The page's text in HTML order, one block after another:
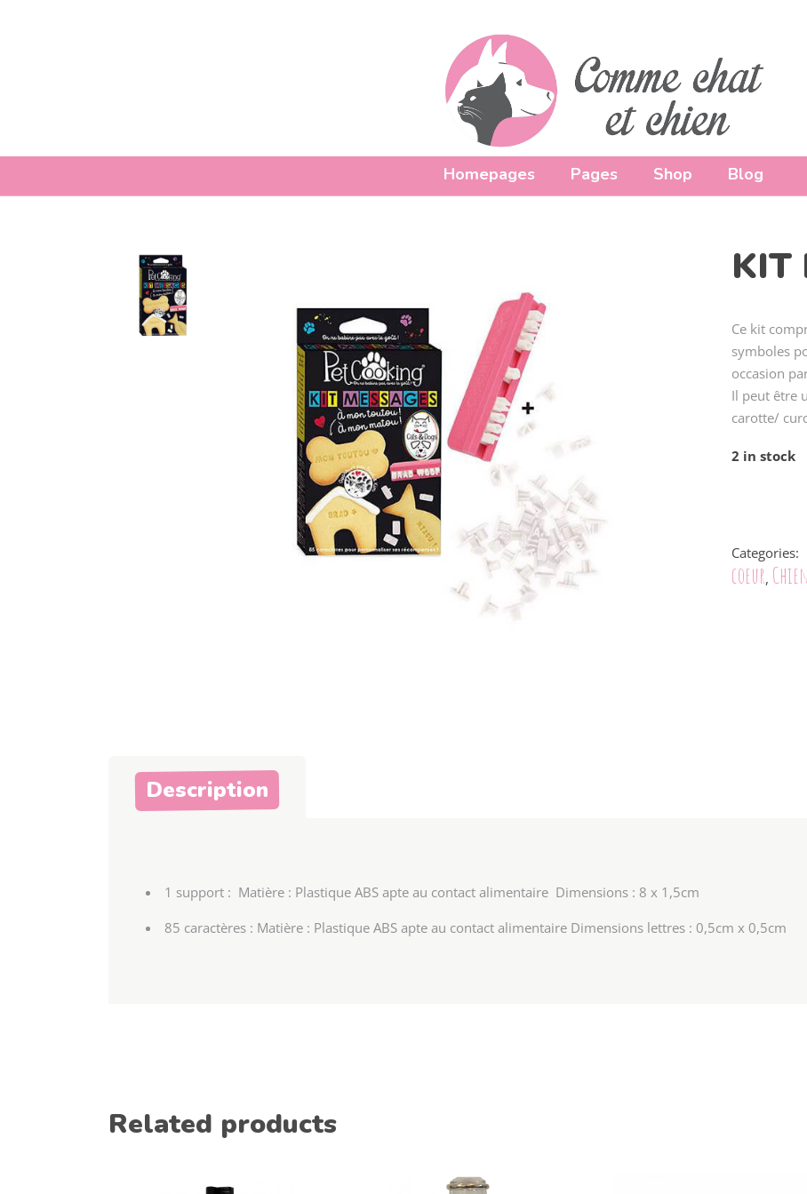
Homepages Pages Shop Blog
KIT
Ce kit
symboles
occasion
Il peut être
carotte/
2 in stock
Categories:
coeur,
Description
1 support : Matière : Plastique ABS apte au contact alimentaire Dimensions : 8 x 1,5cm
85 caractères : Matière : Plastique ABS apte au contact alimentaire Dimensions lettres : 0,5cm x 0,5cm
Related products